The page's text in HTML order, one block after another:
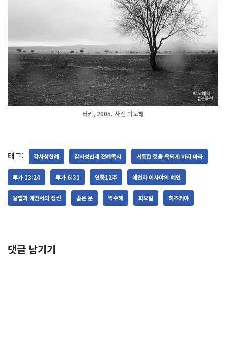
터키, 2005. 사진 박노해
태그: 감사성찬례 감사성찬례 전례독서 거룩한 것을 욕되게 하지 마라
루가 13:24 루가 6:31 연중12주 예언자 이사야의 예언
율법과 예언서의 정신 좁은 문 짝수해 화요일 히즈키야
댓글 남기기